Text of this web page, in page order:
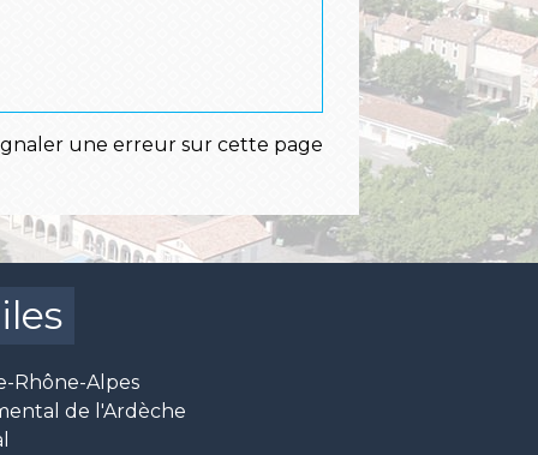
une erreur sur cette page
Rhône-Alpes
de l'Ardèche